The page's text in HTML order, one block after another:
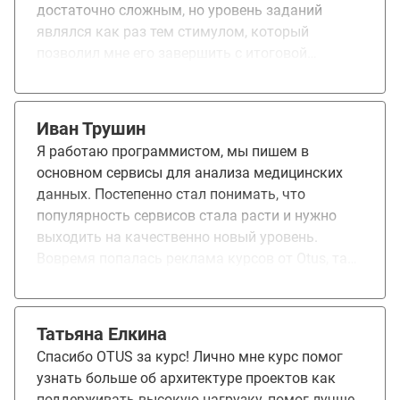
достаточно сложным, но уровень заданий
являлся как раз тем стимулом, который
содержащим 2 десятка слажено работающих
оценке преподавателей была проработана на
должном уровне.
Иван Трушин
Я работаю программистом, мы пишем в
основном сервисы для анализа медицинских
данных. Постепенно стал понимать, что
популярность сервисов стала расти и нужно
выходить на качественно новый уровень.
Обучение проходило не всегда ровно, что-то я
много нового. Однако главное - то что лекции
идут по нарастающей, от частного к общему,
постепенно складывается общая картина как
Татьяна Елкина
Спасибо OTUS за курс! Лично мне курс помог
узнать больше об архитектуре проектов как